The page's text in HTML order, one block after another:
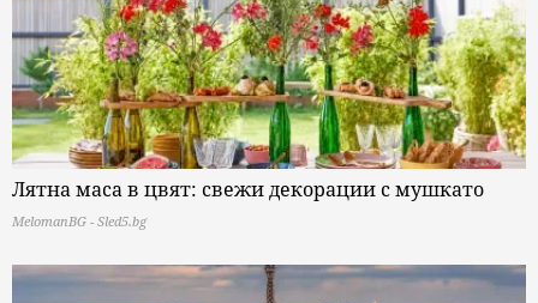
Лятна маса в цвят: свежи декорации с мушкато
MelomanBG - Sled5.bg